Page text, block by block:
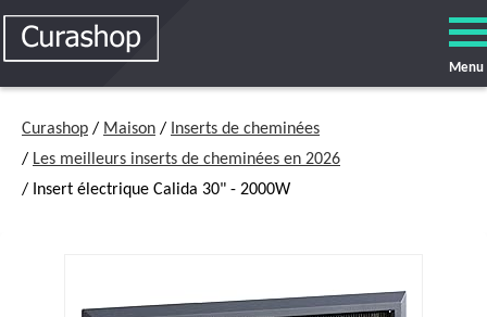
Menu
Curashop / Maison / Inserts de cheminées
/ Les meilleurs inserts de cheminées en 2026
/ Insert électrique Calida 30" - 2000W